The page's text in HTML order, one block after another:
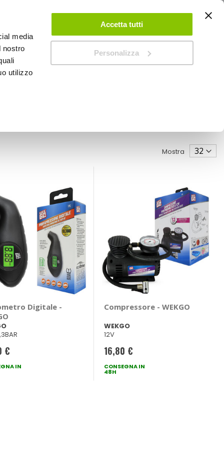
media
nostro
utilizzo
Accetta tutti
Personalizza
ACCEDI CREA UN ACCOUNT CONTATTACI
Mostra
Digitale -
€
IN
Compressore - WEKGO
WEKGO
12V
16,80 €
CONSEGNA IN
48H